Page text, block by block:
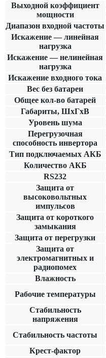
Выходной коэффициент
мощности
Диапазон входной частоты
Искажение — линейная
нагрузка
Искажение — нелинейная
нагрузка
Искажение входного тока
Вес без батареи
Общее кол-во батарей
Габариты, ШхГхВ
Уровень шума
Перегрузочная
способность инвертора
Тип подключаемых АКБ
Количество АКБ
RS232
Защита от
высоковольтных
импульсов
Защита от короткого
замыкания
Защита от перегрузки
Защита от
электромагнитных и
радиопомех
Влажность
Рабочие температуры
Cтабильность
напряжения
Стабильность частоты
Крест-фактор